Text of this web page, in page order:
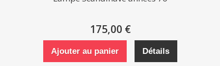
175,00 €
Ajouter au panier Détails